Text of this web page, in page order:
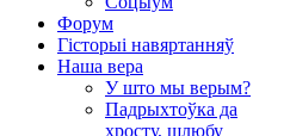
Форум
Гісторыі навяртанняў
Наша вера
У што мы верым?
Падрыхтоўка да
хросту, шлюбу